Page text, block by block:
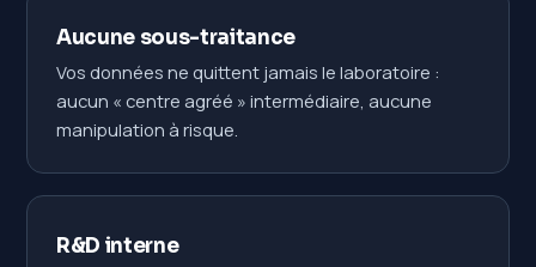
Aucune sous-traitance
Vos données ne quittent jamais le laboratoire :
aucun « centre agréé » intermédiaire, aucune
manipulation à risque.
R&D interne